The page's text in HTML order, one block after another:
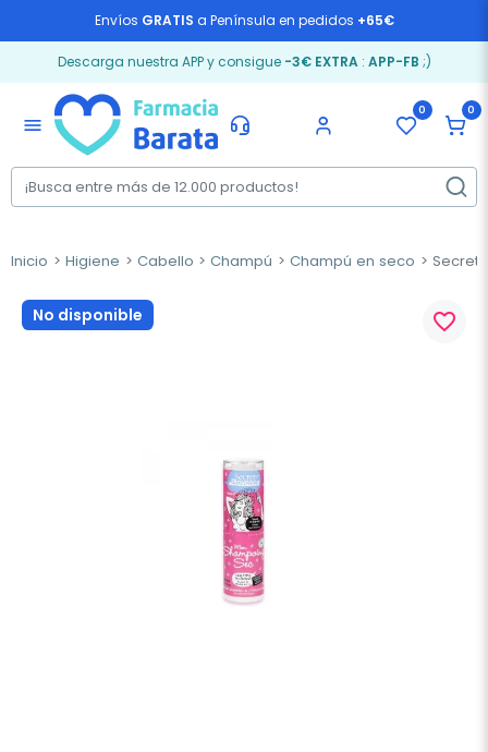
Envíos GRATIS a Península en pedidos +65€
Descarga nuestra APP y consigue -3€ EXTRA: APP-FB ;)
menu
0 0
Inicio Higiene Cabello Champú Champú en seco
No disponible favorite_border